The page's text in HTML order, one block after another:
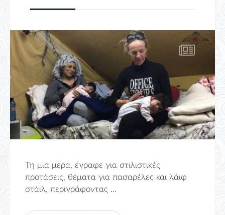
Τη μια μέρα, έγραφε για στιλιστικές
προτάσεις, θέματα για πασαρέλες και λάιφ
στάιλ, περιγράφοντας ...